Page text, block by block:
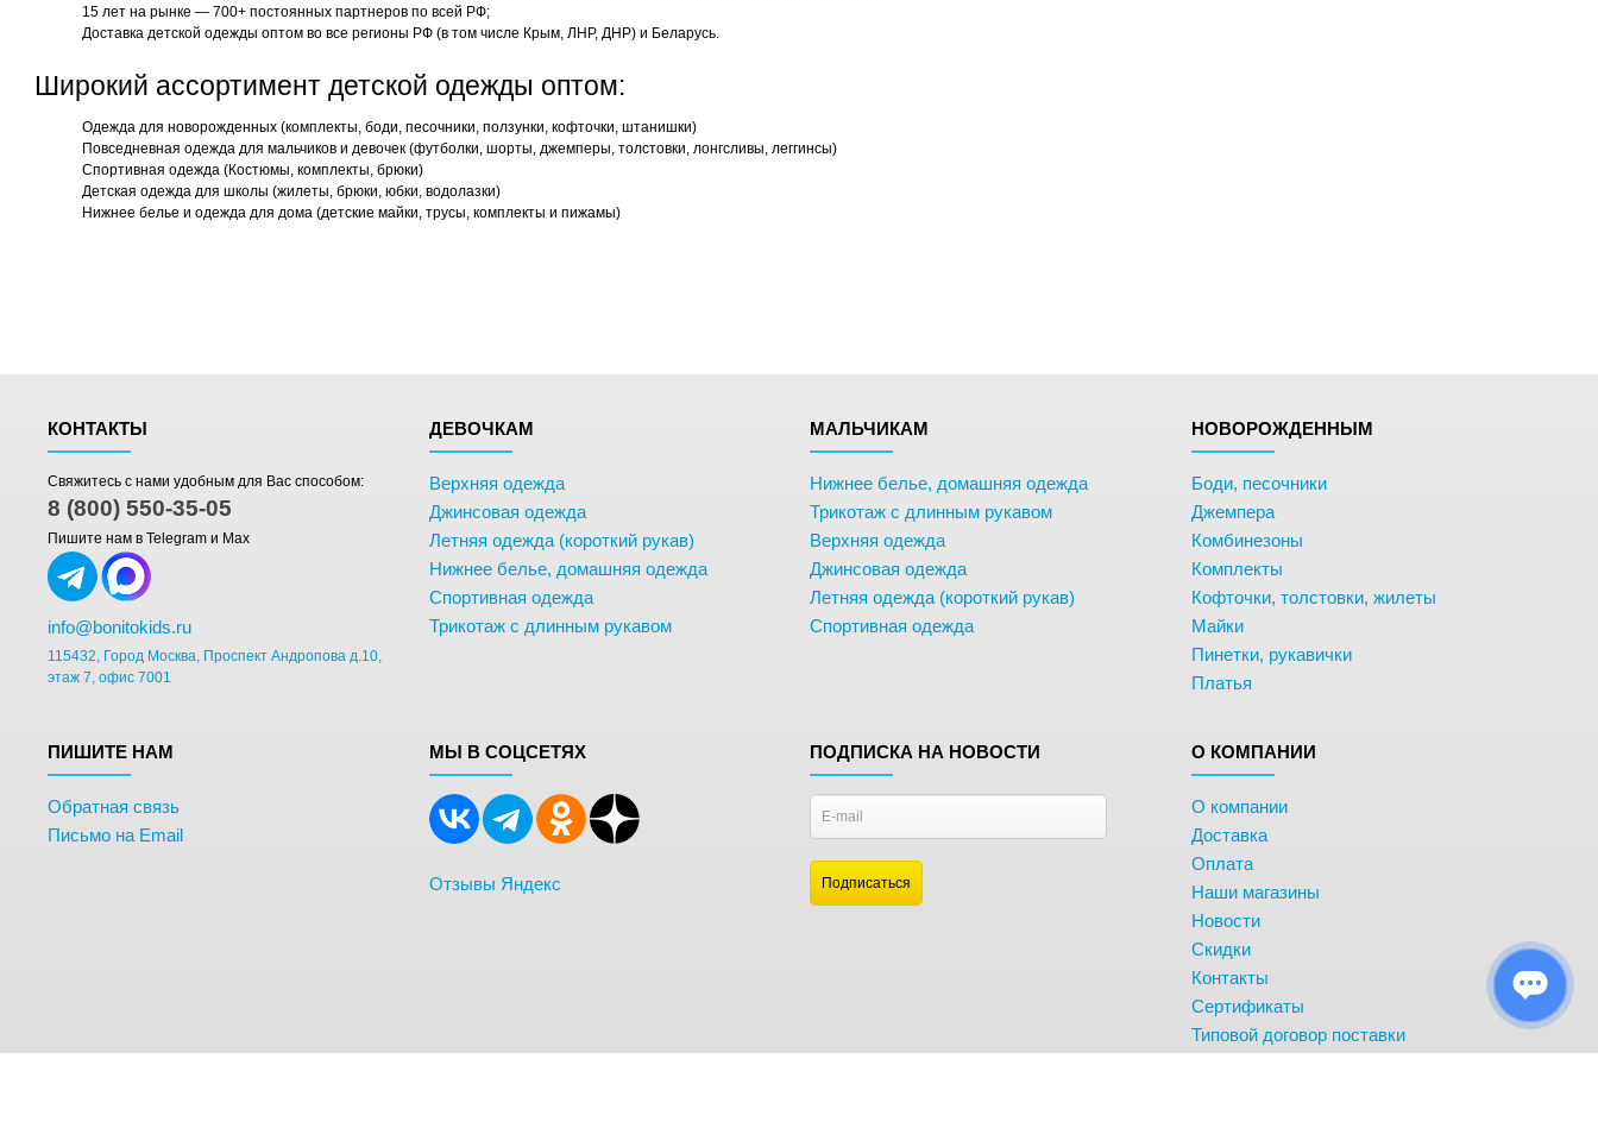
15 лет на рынке — 700+ постоянных партнеров по всей РФ;
Доставка детской одежды оптом во все регионы РФ (в том числе Крым, ЛНР, ДНР) и Беларусь.
Широкий ассортимент детской одежды оптом:
Одежда для новорожденных (комплекты, боди, песочники, ползунки, кофточки, штанишки)
Повседневная одежда для мальчиков и девочек (футболки, шорты, джемперы, толстовки, лонгсливы, леггинсы)
Спортивная одежда (Костюмы, комплекты, брюки)
Детская одежда для школы (жилеты, брюки, юбки, водолазки)
Нижнее белье и одежда для дома (детские майки, трусы, комплекты и пижамы)
КОНТАКТЫ
Свяжитесь с нами удобным для Вас способом:
8 (800) 550-35-05
Пишите нам в Telegram и Max
info@bonitokids.ru
115432, Город Москва, Проспект Андропова д.10,
этаж 7, офис 7001
ДЕВОЧКАМ
Верхняя одежда
Джинсовая одежда
Летняя одежда (короткий рукав)
Нижнее белье, домашняя одежда
Спортивная одежда
Трикотаж с длинным рукавом
МАЛЬЧИКАМ
Нижнее белье, домашняя одежда
Трикотаж с длинным рукавом
Верхняя одежда
Джинсовая одежда
Летняя одежда (короткий рукав)
Спортивная одежда
НОВОРОЖДЕННЫМ
Боди, песочники
Джемпера
Комбинезоны
Комплекты
Кофточки, толстовки, жилеты
Майки
Пинетки, рукавички
Платья
ПИШИТЕ НАМ
Обратная связь
Письмо на Email
МЫ В СОЦСЕТЯХ
Отзывы Яндекс
ПОДПИСКА НА НОВОСТИ О КОМПАНИИ
О компании
Доставка
Оплата
Наши магазины
Новости
Скидки
Контакты
Сертификаты
Типовой договор поставки